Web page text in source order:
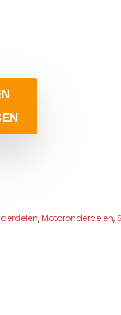
,Motoronderdelen,